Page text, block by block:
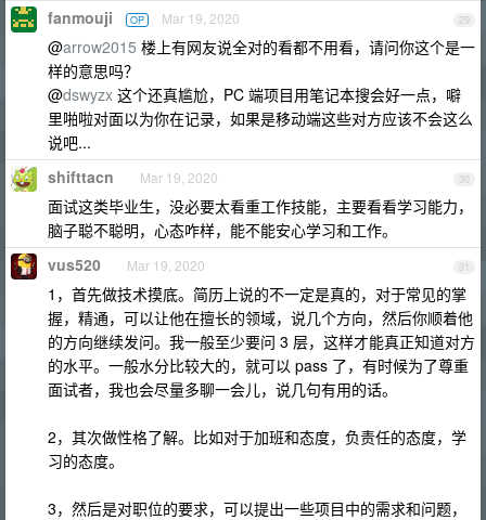
29
fanmouji OP Mar 19, 2020
@arrow2015 楼上有网友说全对的看都不用看，请问你这个是一
样的意思吗？
@dswyzx 这个还真尴尬，PC 端项目用笔记本搜会好一点，噼
里啪啦对面以为你在记录，如果是移动端这些对方应该不会这么
说吧...
30
shifttacn Mar 19, 2020
面试这类毕业生，没必要太看重工作技能，主要看看学习能力，
脑子聪不聪明，心态咋样，能不能安心学习和工作。
31
vus520 Mar 19, 2020
1，首先做技术摸底。简历上说的不一定是真的，对于常见的掌
握，精通，可以让他在擅长的领域，说几个方向，然后你顺着他
的方向继续发问。我一般至少要问 3 层，这样才能真正知道对方
的水平。一般水分比较大的，就可以 pass 了，有时候为了尊重
面试者，我也会尽量多聊一会儿，说几句有用的话。
2，其次做性格了解。比如对于加班和态度，负责任的态度，学
习的态度。
3，然后是对职位的要求，可以提出一些项目中的需求和问题，